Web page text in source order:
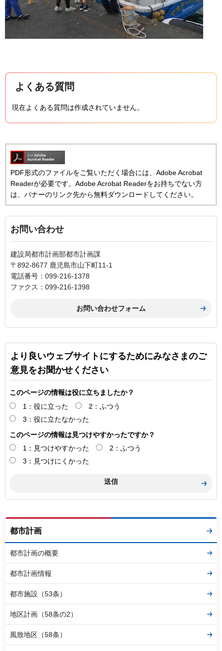
よくある質問
現在よくある質問は作成されていません。
PDF形式のファイルをご覧いただく場合には、Adobe Acrobat
Readerが必要です。Adobe Acrobat Readerをお持ちでない方
は、バナーのリンク先から無料ダウンロードしてください。
お問い合わせ
建設局都市計画部都市計画課
〒892-8677 鹿児島市山下町11-1
電話番号：099-216-1378
ファクス：099-216-1398
より良いウェブサイトにするためにみなさまのご
意見をお聞かせください
このページの情報は役に立ちましたか？
1：役に立った
2：ふつう
3：役に立たなかった
このページの情報は見つけやすかったですか？
1：見つけやすかった
2：ふつう
3：見つけにくかった
都市計画
都市計画の概要
都市計画情報
都市施設（53条）
地区計画（58条の2）
風致地区（58条）